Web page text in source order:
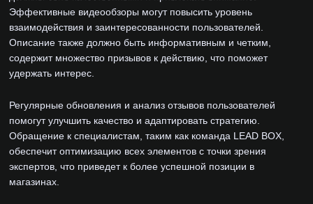
Эффективные видеообзоры могут повысить уровень
взаимодействия и заинтересованности пользователей.
Описание также должно быть информативным и четким,
содержит множество призывов к действию, что поможет
удержать интерес.
Регулярные обновления и анализ отзывов пользователей
помогут улучшить качество и адаптировать стратегию.
Обращение к специалистам, таким как команда LEAD BOX,
обеспечит оптимизацию всех элементов с точки зрения
экспертов, что приведет к более успешной позиции в
магазинах.